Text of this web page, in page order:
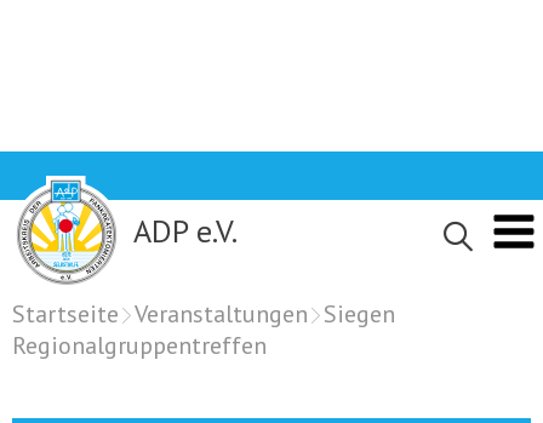
to
content
ADP e.V.
Startseite Veranstaltungen Siegen
Regionalgruppentreffen